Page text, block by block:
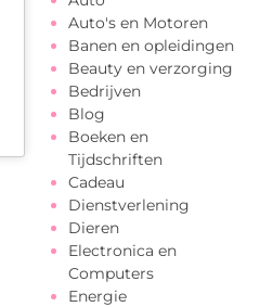
Auto's en Motoren
Banen en opleidingen
Beauty en verzorging
Bedrijven
Blog
Boeken en
Tijdschriften
Cadeau
Dienstverlening
Dieren
Electronica en
Computers
Energie